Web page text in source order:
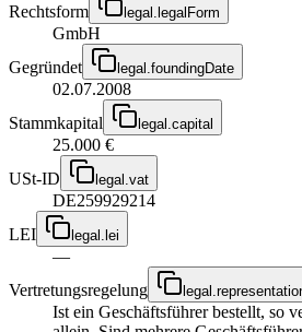
Rechtsform
legal.legalForm
GmbH
Gegründet
legal.foundingDate
02.07.2008
Stammkapital
legal.capital
25.000 €
USt-ID
legal.vat
DE259929214
LEI
legal.lei
—
Vertretungsregelung
Ist ein Geschäftsführer bestellt, so